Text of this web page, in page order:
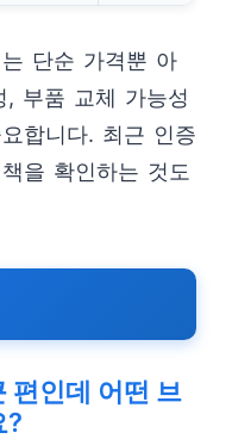
단순 가격뿐 아
, 부품 교체 가능성
합니다. 최근 인증
을 확인하는 것도
편인데 어떤 브
?